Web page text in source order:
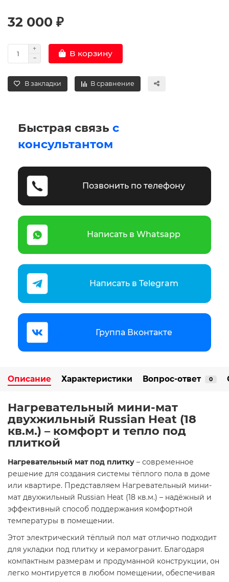
32 000 ₽
В корзину
В закладки В сравнение
Быстрая связь с
консультантом
Позвонить по телефону
Написать в Whatsapp
Написать в Telegram
Группа Вконтакте
Описание Характеристики Вопрос-ответ 0
Нагревательный мини-мат
двухжильный Russian Heat (18
кв.м.) – комфорт и тепло под
плиткой
Нагревательный мат под плитку – современное
решение для создания системы тёплого пола в доме
или квартире. Представляем Нагревательный мини-
мат двухжильный Russian Heat (18 кв.м.) – надёжный и
эффективный способ поддержания комфортной
температуры в помещении.
Этот электрический тёплый пол мат отлично подходит
для укладки под плитку и керамогранит. Благодаря
компактным размерам и продуманной конструкции, он
легко монтируется в любом помещении, обеспечивая